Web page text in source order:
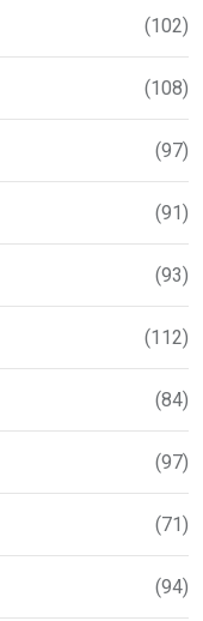
(102)
(108)
(97)
(91)
(93)
(112)
(84)
(97)
(71)
(94)